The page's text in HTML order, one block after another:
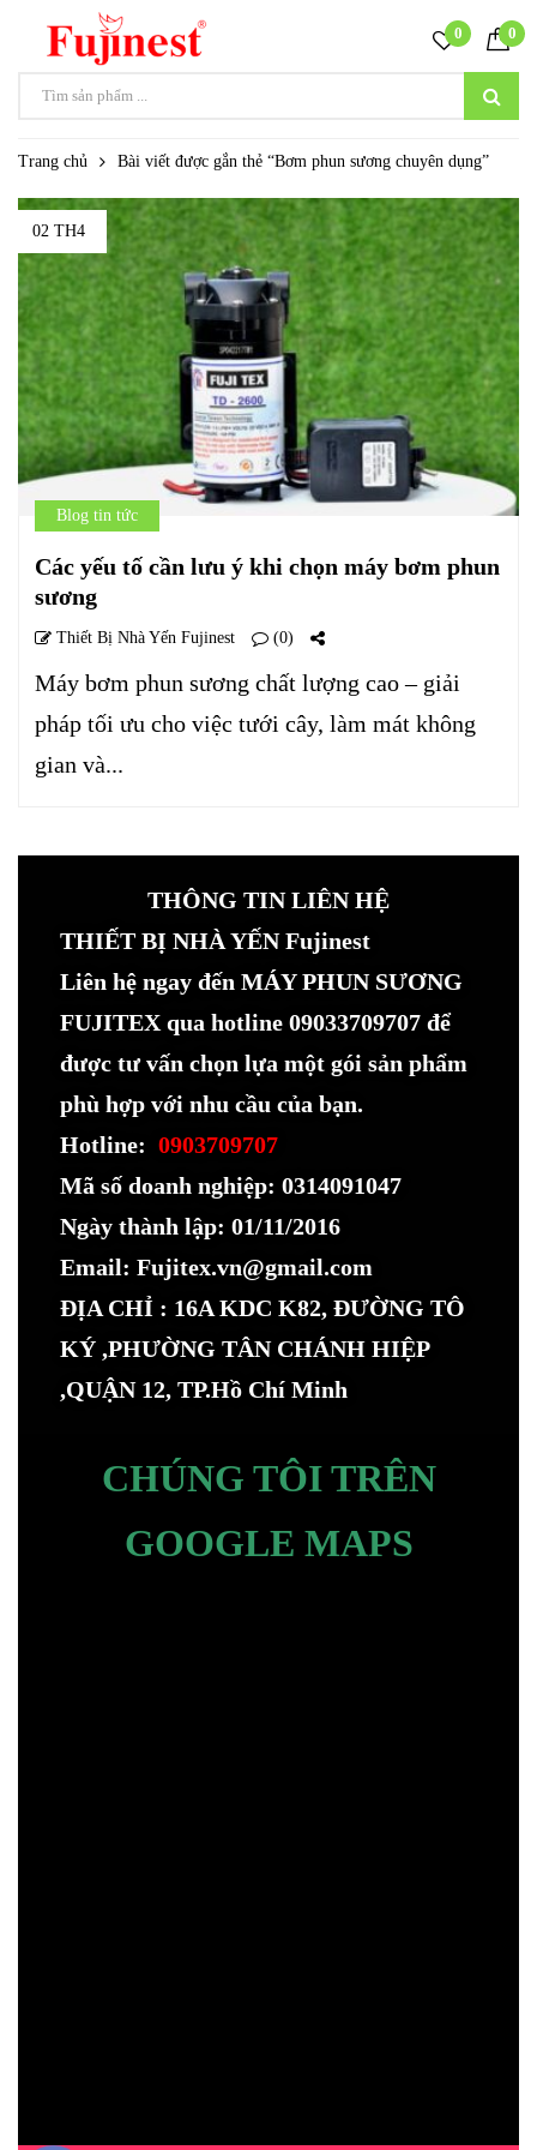
0 0
Trang chủ Bài viết được gắn thẻ “Bơm phun sương chuyên dụng”
02 TH4
Blog tin tức
Các yếu tố cần lưu ý khi chọn máy bơm phun
sương
Thiết Bị Nhà Yến Fujinest (0)
Máy bơm phun sương chất lượng cao – giải
pháp tối ưu cho việc tưới cây, làm mát không
gian và...
THÔNG TIN LIÊN HỆ
THIẾT BỊ NHÀ YẾN Fujinest
Liên hệ ngay đến MÁY PHUN SƯƠNG
FUJITEX qua hotline 09033709707 để
được tư vấn chọn lựa một gói sản phẩm
phù hợp với nhu cầu của bạn.
Hotline: 0903709707
Mã số doanh nghiệp: 0314091047
Ngày thành lập: 01/11/2016
Email: Fujitex.vn@gmail.com
ĐỊA CHỈ : 16A KDC K82, ĐƯỜNG TÔ
KÝ ,PHƯỜNG TÂN CHÁNH HIỆP
,QUẬN 12, TP.Hồ Chí Minh
CHÚNG TÔI TRÊN
GOOGLE MAPS